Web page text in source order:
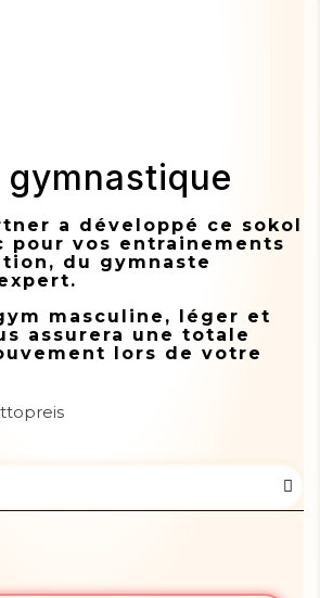
gymnastique
a développé ce sokol
pour vos entrainements
du gymnaste
masculine, léger et
assurera une totale
lors de votre